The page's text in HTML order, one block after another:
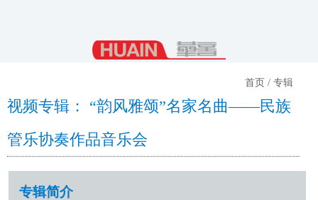
首页 / 专辑
视频专辑： “韵风雅颂”名家名曲——民族
管乐协奏作品音乐会
专辑简介